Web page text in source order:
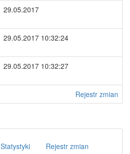
29.05.2017
29.05.2017 10:32:24
29.05.2017 10:32:27
Rejestr zmian
Statystyki Rejestr zmian